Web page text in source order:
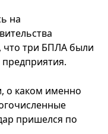
на
что три БПЛА были
о каком именно
пришелся по